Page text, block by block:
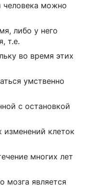
человека можно
либо у него
т.е.
во время этих
умственно
с остановкой
клеток
многих лет
мозга является